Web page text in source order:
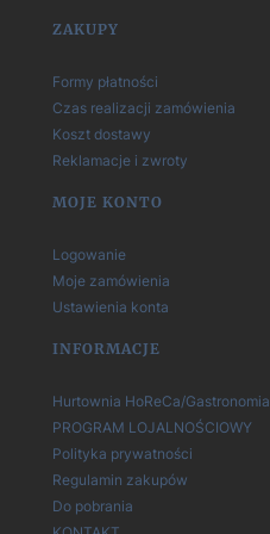
Linki w stopce
ZAKUPY
Formy płatności
Czas realizacji zamówienia
Koszt dostawy
Reklamacje i zwroty
MOJE KONTO
Logowanie
Moje zamówienia
Ustawienia konta
INFORMACJE
Hurtownia HoReCa/Gastronomia
PROGRAM LOJALNOŚCIOWY
Polityka prywatności
Regulamin zakupów
Do pobrania